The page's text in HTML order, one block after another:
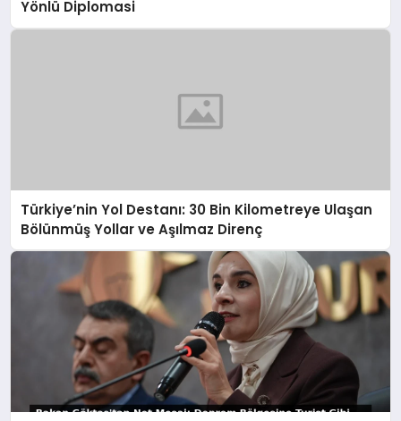
Yönlü Diplomasi
Türkiye’nin Yol Destanı: 30 Bin Kilometreye Ulaşan
Bölünmüş Yollar ve Aşılmaz Direnç